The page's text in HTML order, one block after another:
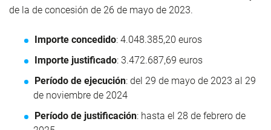
de la de concesión de 26 de mayo de 2023.
Importe concedido: 4.048.385,20 euros
Importe justificado: 3.472.687,69 euros
Período de ejecución: del 29 de mayo de 2023 al 29
de noviembre de 2024
Período de justificación: hasta el 28 de febrero de